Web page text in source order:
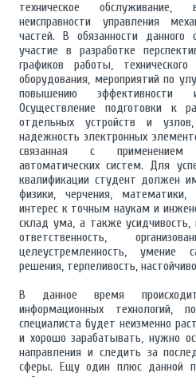
техническое
неисправности управления
частей. В обязанности данного
участие в разработке
графиков работы,
оборудования, мероприятий по
повышению эффективности
Осуществление подготовки к
отдельных устройств и
надежность электронных
связанная с применением
автоматических систем. Для
квалификации студент должен
физики, черчения,
интерес к точным наукам и
склад ума, а также усидчивость,
ответственность,
целеустремленность, умение
решения, терпеливость,
В данное время
информационных технологий,
специалиста будет неизменно
и хорошо зарабатывать, нужно
направления и следить за
сферы. Ещу один плюс данной